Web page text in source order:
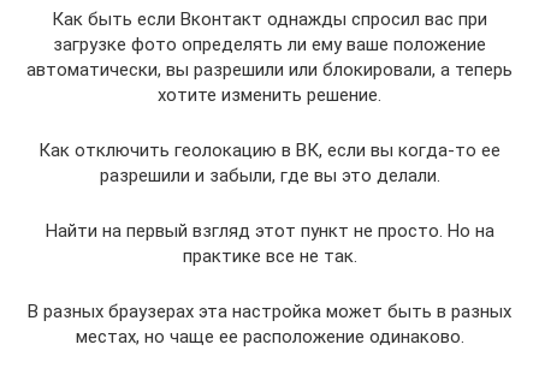
Как быть если Вконтакт однажды спросил вас при
загрузке фото определять ли ему ваше положение
автоматически, вы разрешили или блокировали, а теперь
хотите изменить решение.
Как отключить геолокацию в ВК, если вы когда-то ее
разрешили и забыли, где вы это делали.
Найти на первый взгляд этот пункт не просто. Но на
практике все не так.
В разных браузерах эта настройка может быть в разных
местах, но чаще ее расположение одинаково.